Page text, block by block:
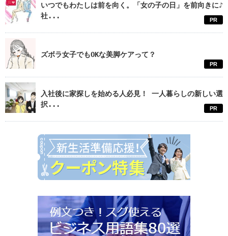
いつでもわたしは前を向く。「女の子の日」を前向きに♪
社...
PR
ズボラ女子でもOKな美脚ケアって？
PR
入社後に家探しを始める人必見！ 一人暮らしの新しい選
択...
PR